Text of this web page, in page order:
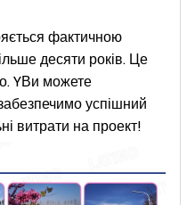
фактичною
десяти років. Це
YВи можете
успішний
витрати на проект!